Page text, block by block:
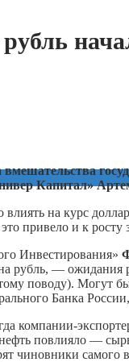
Капитал»
на курс
привело и к
Инвестирования»
рубль, — ожидания
поводу). Могут
Банка
компании-
повлияло —
чиновники самого